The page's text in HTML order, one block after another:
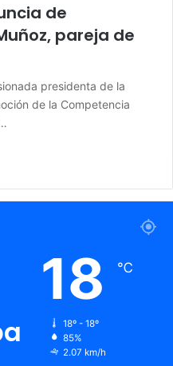
de
pareja de
presidenta de la
de la Competencia
18 ℃
18º - 18º
85%
2.07 km/h